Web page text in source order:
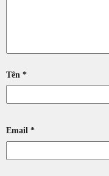
Tên *
Email *